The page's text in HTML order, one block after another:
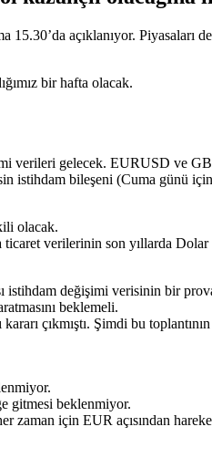
15.30’da açıklanıyor.
bir hafta olacak.
verileri gelecek. EURUSD ve
istihdam bileşeni (Cuma günü
olacak.
verilerinin son yıllarda Dolar
istihdam değişimi verisinin bir
beklemeli.
çıkmıştı. Şimdi bu
gitmesi beklenmiyor.
zaman için EUR açısından